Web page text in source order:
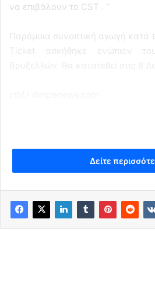
να επιβάλουν το CST . “
Παρόμοια συνοπτική αγωγή κατά
Ticket ασκήθηκε ενώπιον
Δείτε